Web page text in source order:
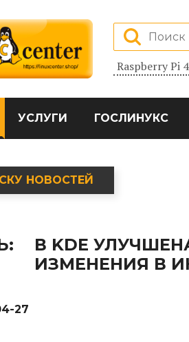
Raspberry Pi 4
УСЛУГИ ГОСЛИНУКС
НОВОСТЕЙ
В KDE
ИЗМЕНЕНИЯ В
27